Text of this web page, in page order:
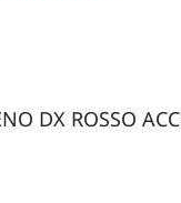
DX ROSSO